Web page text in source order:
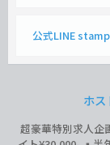
公式LINE
ホ
超豪華特別求人企